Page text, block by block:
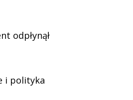
odpłynął
i polityka